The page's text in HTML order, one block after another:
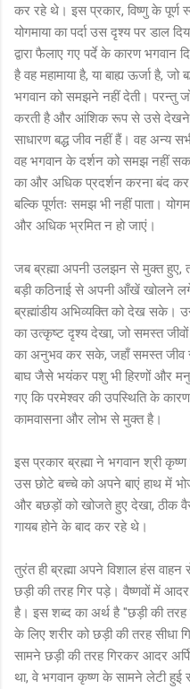
कर रहे थे। इस प्रकार, विष्णु के पूर्ण
योगमाया का पर्दा उस दृश्य पर डाल
द्वारा फैलाए गए पर्दे के कारण भगवान
है वह महामाया है, या बाह्य ऊर्जा है, जो
भगवान को समझने नहीं देती। परन्तु
करती है और आंशिक रूप से उसे देखने
साधारण बद्ध जीव नहीं हैं। वह अन्य
वह भगवान के दर्शन को समझ नहीं
का और अधिक प्रदर्शन करना बंद कर
बल्कि पूर्णतः समझ भी नहीं पाता।
और अधिक भ्रमित न हो जाएं।
जब ब्रह्मा अपनी उलझन से मुक्त
बड़ी कठिनाई से अपनी आँखें खोलने
ब्रह्मांडीय अभिव्यक्ति को देख सके।
का उत्कृष्ट दृश्य देखा, जो समस्त
का अनुभव कर सके, जहाँ समस्त जीव
बाघ जैसे भयंकर पशु भी हिरणों और
गए कि परमेश्वर की उपस्थिति के
कामवासना और लोभ से मुक्त है।
इस प्रकार ब्रह्मा ने भगवान श्री
उस छोटे बच्चे को अपने बाएं हाथ में
और बछड़ों को खोजते हुए देखा, ठीक
गायब होने के बाद कर रहे थे।
तुरंत ही ब्रह्मा अपने विशाल हंस
छड़ी की तरह गिर पड़े। वैष्णवों में
है। इस शब्द का अर्थ है "छड़ी की तरह
के लिए शरीर को छड़ी की तरह सीधा
सामने छड़ी की तरह गिरकर आदर
था, वे भगवान कृष्ण के सामने लेटी हुई